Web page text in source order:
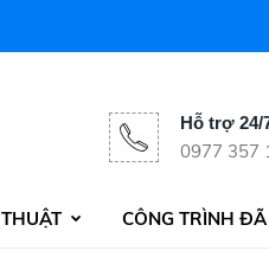
Hỗ trợ 24/
0977 357
CÔNG TRÌNH